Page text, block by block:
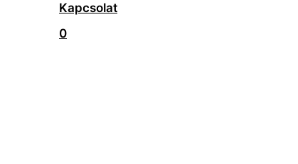
Kapcsolat
0